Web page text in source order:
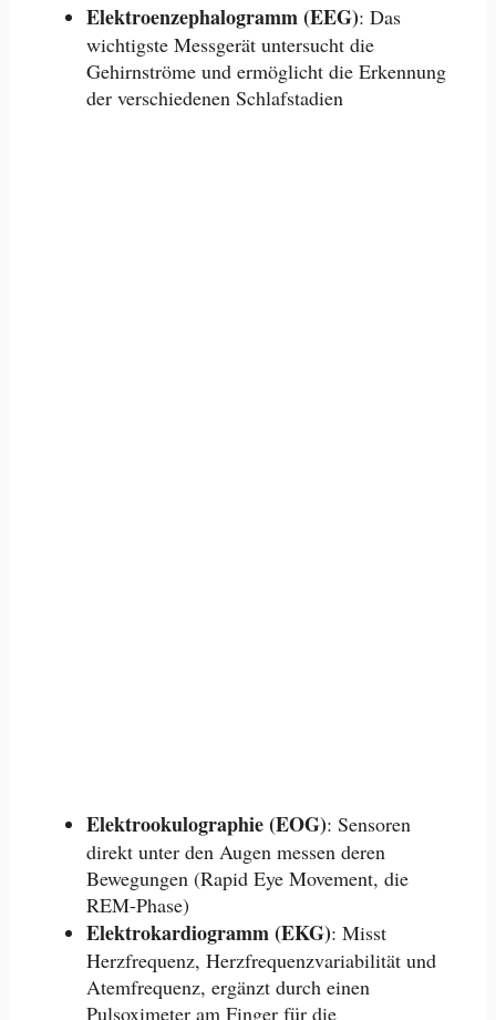
Elektroenzephalogramm (EEG): Das
wichtigste Messgerät untersucht die
Gehirnströme und ermöglicht die Erkennung
der verschiedenen Schlafstadien
Elektrookulographie (EOG): Sensoren
direkt unter den Augen messen deren
Bewegungen (Rapid Eye Movement, die
REM-Phase)
Elektrokardiogramm (EKG): Misst
Herzfrequenz, Herzfrequenzvariabilität und
Atemfrequenz, ergänzt durch einen
Pulsoximeter am Finger für die